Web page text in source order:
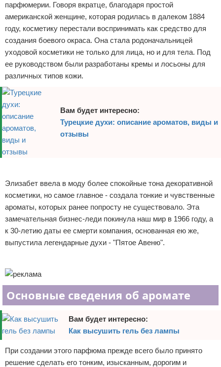
парфюмерии. Говоря вкратце, благодаря простой
американской женщине, которая родилась в далеком 1884
году, косметику перестали воспринимать как средство для
создания боевого окраса. Она стала родоначальницей
уходовой косметики не только для лица, но и для тела. Под
ее руководством были разработаны кремы и лосьоны для
различных типов кожи.
Вам будет интересно:
Турецкие духи: описание ароматов, виды и
отзывы
Элизабет ввела в моду более спокойные тона декоративной
косметики, но самое главное - создала тонкие и чувственные
ароматы, которых ранее попросту не существовало. Эта
замечательная бизнес-леди покинула наш мир в 1966 году, а
к 30-летию даты ее смерти компания, основанная ею же,
выпустила легендарные духи - "Пятое Авеню".
Основные сведения об аромате
Вам будет интересно:
Как высушить гель без лампы
При создании этого парфюма прежде всего было принято
решение сделать его тонким, изысканным, дорогим и